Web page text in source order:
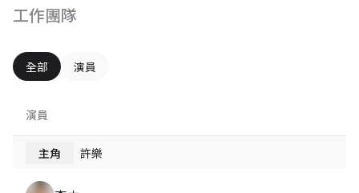
工作團隊
全部 演員
演員
主角 許樂